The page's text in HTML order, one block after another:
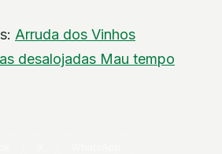
Arruda dos Vinhos
desalojadas Mau tempo